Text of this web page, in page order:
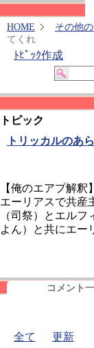
HOME その他
てくれ
ﾄﾋﾟｯｸ作成
トピック
トリッカルのあ
【俺のエアプ解釈】
エーリアスで共産
（司祭）とエル
よん）と共にエー
コメント
全て 更新